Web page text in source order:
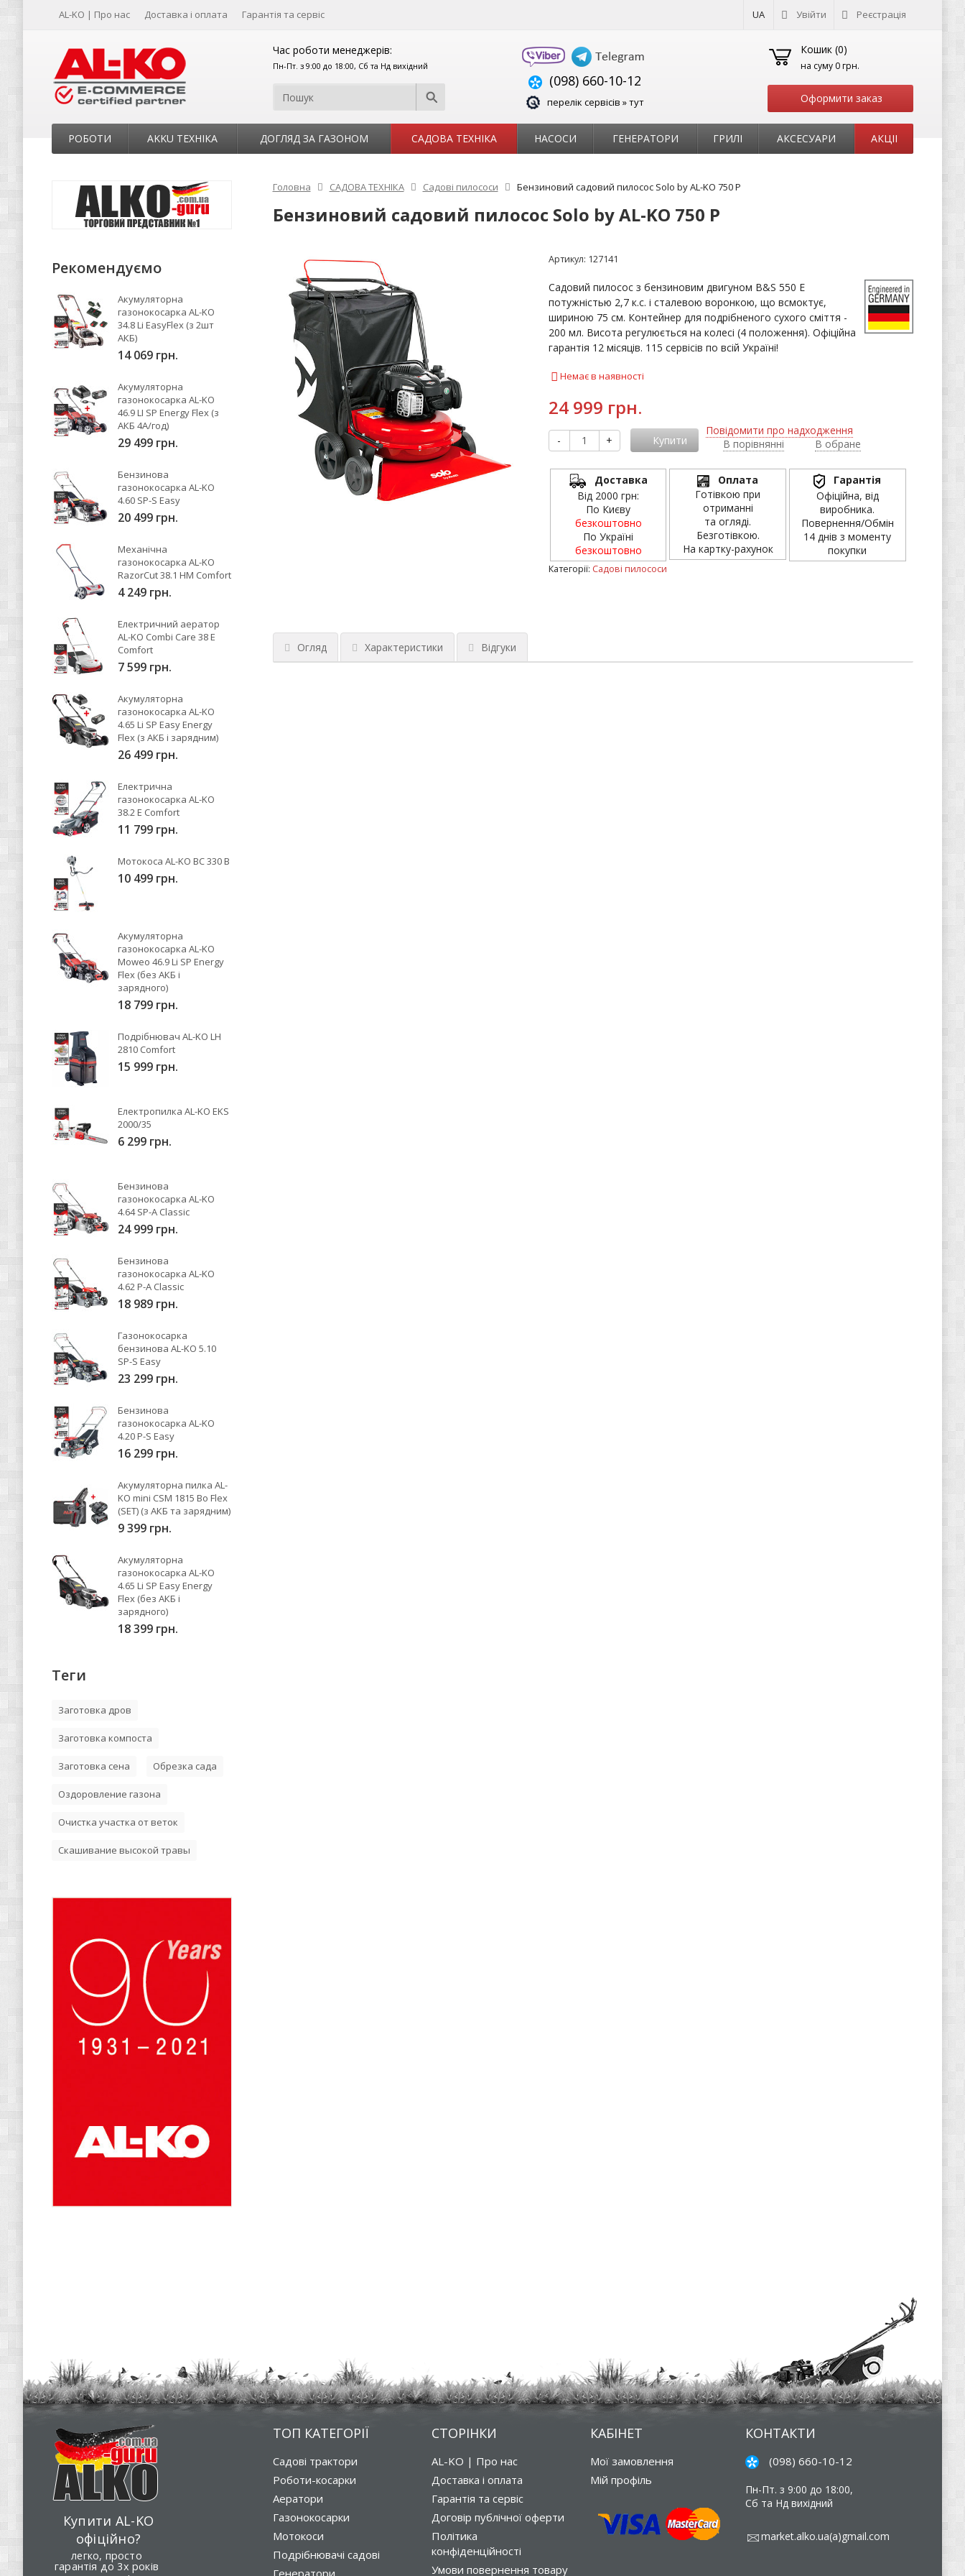
AL-KO | Про нас Доставка і оплата Гарантія та сервіс UA Увійти Реєстрація
Час роботи менеджерів:
Пн-Пт. з 9:00 до 18:00, Сб та Нд вихідний
(098) 660-10-12
перелік сервісів » тут
Кошик (0)
на суму 0 грн.
Оформити заказ
РОБОТИ AKKU ТЕХНІКА ДОГЛЯД ЗА ГАЗОНОМ САДОВА ТЕХНІКА НАСОСИ ГЕНЕРАТОРИ ГРИЛІ АКСЕСУАРИ АКЦІІ
Головна САДОВА ТЕХНІКА Садові пилососи Бензиновий садовий пилосос Solo by AL-KO 750 P
Бензиновий садовий пилосос Solo by AL-KO 750 P
Артикул: 127141
Садовий пилосос з бензиновим двигуном B&S 550 Е
потужністью 2,7 к.с. і сталевою воронкою, що всмоктує,
шириною 75 см. Контейнер для подрібненого сухого сміття -
200 мл. Висота регулюється на колесі (4 положення). Офіційна
гарантія 12 місяців. 115 сервісів по всій Україні!
Немає в наявності
24 999 грн.
- + Купити
Повідомити про надходження
В порівнянні
В обране
Доставка
Від 2000 грн:
По Києву
безкоштовно
По Україні
безкоштовно
Оплата
Готівкою при
отриманні
та огляді.
Безготівкою.
На картку-рахунок
Гарантія
Офіційна, від
виробника.
Повернення/Обмін
14 днів з моменту
покупки
Категорії: Садові пилососи
Огляд Характеристики Відгуки
Рекомендуємо
Акумуляторна
газонокосарка AL-KO
34.8 Li EasyFlex (з 2шт
АКБ)
14 069 грн.
Акумуляторна
газонокосарка AL-KO
46.9 LI SP Energy Flex (з
АКБ 4А/год)
29 499 грн.
Бензинова
газонокосарка AL-KO
4.60 SP-S Easy
20 499 грн.
Механічна
газонокосарка AL-KO
RazorCut 38.1 HM Comfort
4 249 грн.
Електричний аератор
AL-KO Combi Care 38 E
Comfort
7 599 грн.
Акумуляторна
газонокосарка AL-KO
4.65 Li SP Easy Energy
Flex (з АКБ і зарядним)
26 499 грн.
Електрична
газонокосарка AL-KO
38.2 E Comfort
11 799 грн.
Мотокоса AL-KO BC 330 B
10 499 грн.
Акумуляторна
газонокосарка AL-KO
Moweo 46.9 Li SP Energy
Flex (без АКБ і
зарядного)
18 799 грн.
Подрібнювач AL-KO LH
2810 Comfort
15 999 грн.
Електропилка AL-KO EKS
2000/35
6 299 грн.
Бензинова
газонокосарка AL-KO
4.64 SP-A Classic
24 999 грн.
Бензинова
газонокосарка AL-KO
4.62 P-A Classic
18 989 грн.
Газонокосарка
бензинова AL-KO 5.10
SP-S Easy
23 299 грн.
Бензинова
газонокосарка AL-KO
4.20 P-S Easy
16 299 грн.
Акумуляторна пилка AL-
KO mini CSM 1815 Bo Flex
(SET) (з АКБ та зарядним)
9 399 грн.
Акумуляторна
газонокосарка AL-KO
4.65 Li SP Easy Energy
Flex (без АКБ і
зарядного)
18 399 грн.
Теги
Заготовка дров
Заготовка компоста
Заготовка сена Обрезка сада
Оздоровление газона
Очистка участка от веток
Скашивание высокой травы
Купити AL-KO
офіційно?
легко, просто
гарантія до 3х років
ТОП КАТЕГОРІЇ
Садові трактори
Роботи-косарки
Аератори
Газонокосарки
Мотокоси
Подрібнювачі садові
СТОРІНКИ
AL-KO | Про нас
Доставка і оплата
Гарантія та сервіс
Договір публічної оферти
Політика
конфіденційності
Умови повернення товару
КАБІНЕТ
Мої замовлення
Мій профіль
КОНТАКТИ
(098) 660-10-12
Пн-Пт. з 9:00 до 18:00,
Сб та Нд вихідний
market.alko.ua(a)gmail.com